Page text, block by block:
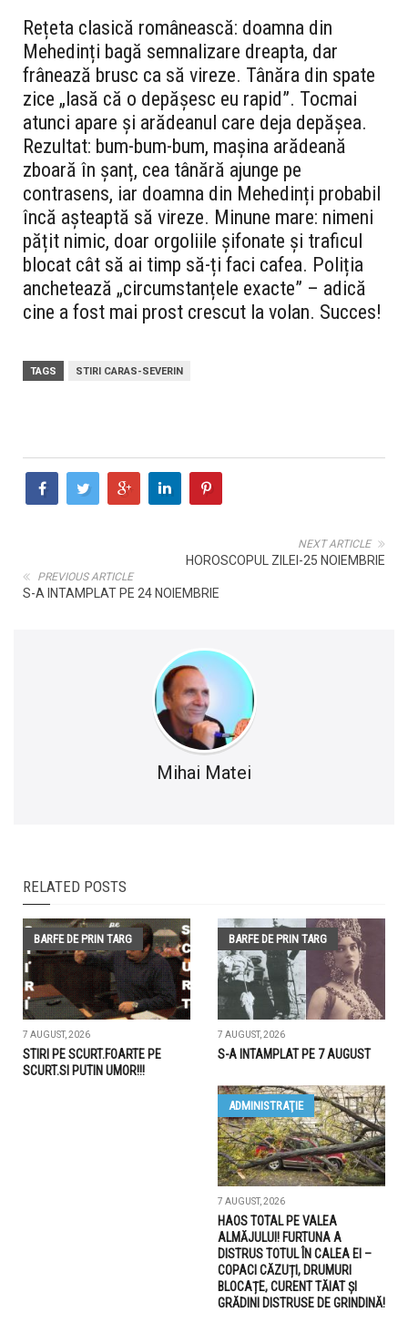
Rețeta clasică românească: doamna din
Mehedinți bagă semnalizare dreapta, dar
frânează brusc ca să vireze. Tânăra din spate
zice „lasă că o depășesc eu rapid”. Tocmai
atunci apare și arădeanul care deja depășea.
Rezultat: bum-bum-bum, mașina arădeană
zboară în șanț, cea tânără ajunge pe
contrasens, iar doamna din Mehedinți probabil
încă așteaptă să vireze. Minune mare: nimeni
pățit nimic, doar orgoliile șifonate și traficul
blocat cât să ai timp să-ți faci cafea. Poliția
anchetează „circumstanțele exacte” – adică
cine a fost mai prost crescut la volan. Succes!
TAGS STIRI CARAS-SEVERIN
NEXT ARTICLE
HOROSCOPUL ZILEI-25 NOIEMBRIE
PREVIOUS ARTICLE
S-A INTAMPLAT PE 24 NOIEMBRIE
Mihai Matei
RELATED POSTS
BARFE DE PRIN TARG
7 AUGUST, 2026
STIRI PE SCURT.FOARTE PE
SCURT.SI PUTIN UMOR!!!
BARFE DE PRIN TARG
7 AUGUST, 2026
S-A INTAMPLAT PE 7 AUGUST
ADMINISTRAŢIE
7 AUGUST, 2026
HAOS TOTAL PE VALEA
ALMĂJULUI! FURTUNA A
DISTRUS TOTUL ÎN CALEA EI –
COPACI CĂZUȚI, DRUMURI
BLOCAȚE, CURENT TĂIAT ȘI
GRĂDINI DISTRUSE DE GRINDINĂ!